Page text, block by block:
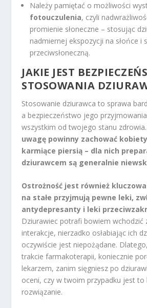
Należy pamiętać o możliwości
fotouczulenia, czyli
promienie słoneczne – stosując
nadmiernej ekspozycji na słońce i
przeciwsłoneczną.
JAKIE JEST
STOSOWANIA
Stosowanie dziurawca to sprawa
a bezpieczeństwo jego
wszystkim od twojego stanu zdrowia.
uwagę powinny zachować
karmiące piersią – dla nich
dziurawcem są generalnie
Ostrożność jest również
na stałe przyjmują pewne leki,
antydepresanty i leki
Dziurawiec potrafi bowiem wchodzić
interakcje, nierzadko osłabiając ich
oczywiście jest niepożądane.
trakcie farmakoterapii, koniecznie
lekarzem, zanim sięgniesz po
oceni, czy w twoim przypadku jest to
rozwiązanie.